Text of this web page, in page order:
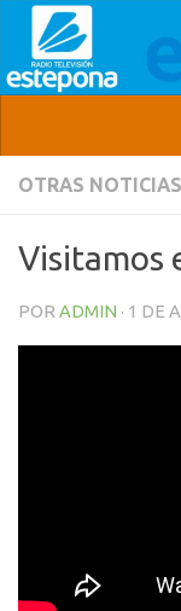
OTRAS NOTICIAS
Visitamos
POR ADMIN · 1 DE